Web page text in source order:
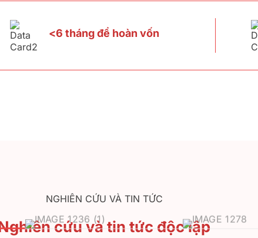
<6 tháng để hoàn vốn
NGHIÊN CỨU VÀ TIN TỨC
cứu và tin tức độc lập